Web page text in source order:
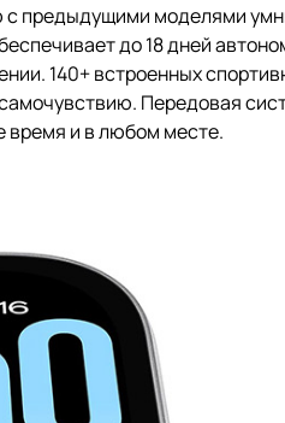
предыдущими моделями
до 18 дней
140+ встроенных
Передовая
время и в любом месте.